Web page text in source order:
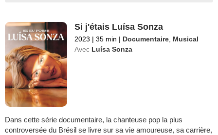
Si j'étais Luísa Sonza
2023 | 35 min | Documentaire Musical
Avec Luísa Sonza
Dans cette série documentaire, la chanteuse pop la plus
controversée du Brésil se livre sur sa vie amoureuse, sa carrière,